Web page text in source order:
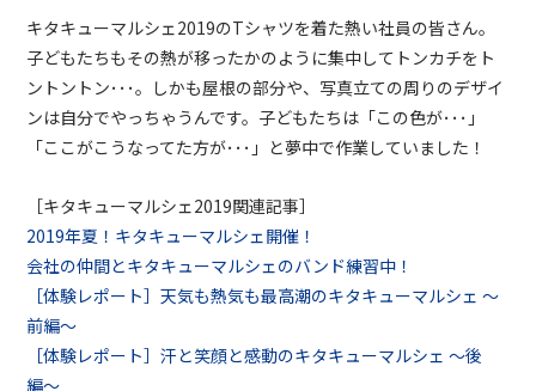
キタキューマルシェ2019のTシャツを着た熱い社員の皆さん。
子どもたちもその熱が移ったかのように集中してトンカチをト
ントントン･･･。しかも屋根の部分や、写真立ての周りのデザイ
ンは自分でやっちゃうんです。子どもたちは「この色が･･･」
「ここがこうなってた方が･･･」と夢中で作業していました！
［キタキューマルシェ2019関連記事］
2019年夏！キタキューマルシェ開催！
会社の仲間とキタキューマルシェのバンド練習中！
［体験レポート］天気も熱気も最高潮のキタキューマルシェ 〜
前編〜
［体験レポート］汗と笑顔と感動のキタキューマルシェ 〜後
編〜